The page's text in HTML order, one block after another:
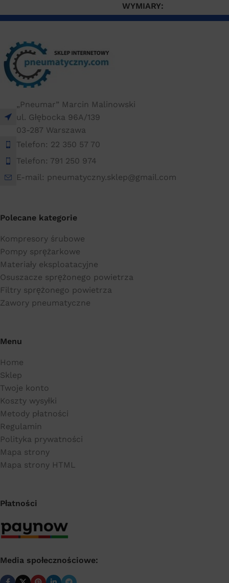
WYMIARY
„Pneumar” Marcin Malinowski
ul. Głębocka 96A/139
03-287 Warszawa
Telefon: 22 350 57 70
Telefon: 791 250 974
E-mail: pneumatyczny.sklep@gmail.com
Polecane kategorie
Kompresory śrubowe
Pompy sprężarkowe
Materiały eksploatacyjne
Osuszacze sprężonego powietrza
Filtry sprężonego powietrza
Zawory pneumatyczne
Menu
Home
Sklep
Twoje konto
Koszty wysyłki
Metody płatności
Regulamin
Polityka prywatności
Mapa strony
Mapa strony HTML
Płatności
Media społecznościowe: